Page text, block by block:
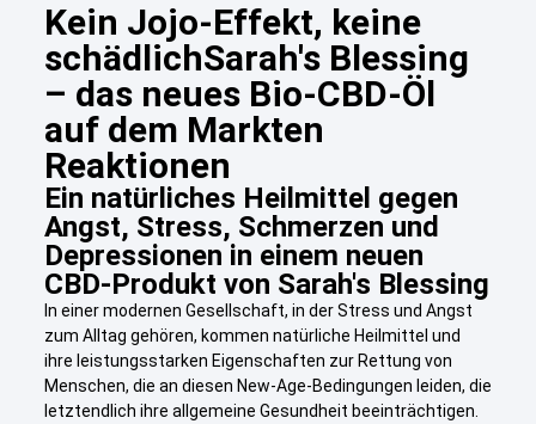
Kein Jojo-Effekt, keine
schädlichSarah's Blessing
– das neues Bio-CBD-Öl
auf dem Markten
Reaktionen
Ein natürliches Heilmittel gegen
Angst, Stress, Schmerzen und
Depressionen in einem neuen
CBD-Produkt von Sarah's Blessing
In einer modernen Gesellschaft, in der Stress und Angst
zum Alltag gehören, kommen natürliche Heilmittel und
ihre leistungsstarken Eigenschaften zur Rettung von
Menschen, die an diesen New-Age-Bedingungen leiden, die
letztendlich ihre allgemeine Gesundheit beeinträchtigen.